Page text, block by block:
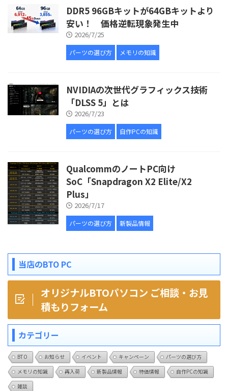
DDR5 96GBキットが64GBキットより
安い！ 価格逆転現象発生中
2026/7/25
パーツの選び方 メモリの知識
NVIDIAの次世代グラフィックス技術
「DLSS 5」とは
2026/7/23
パーツの選び方 自作PCの知識
QualcommのノートPC向け
SoC「Snapdragon X2 Elite/X2
Plus」
2026/7/17
パーツの選び方 新製品情報
当店のBTO PC
オリジナルBTOパソコン ご相談・お見
積もりフォーム
カテゴリー
BTO お知らせ イベント キャンペーン
パーツの選び方
メモリの知識
再入荷 新製品情報 特価情報
自作PCの知識
雑談